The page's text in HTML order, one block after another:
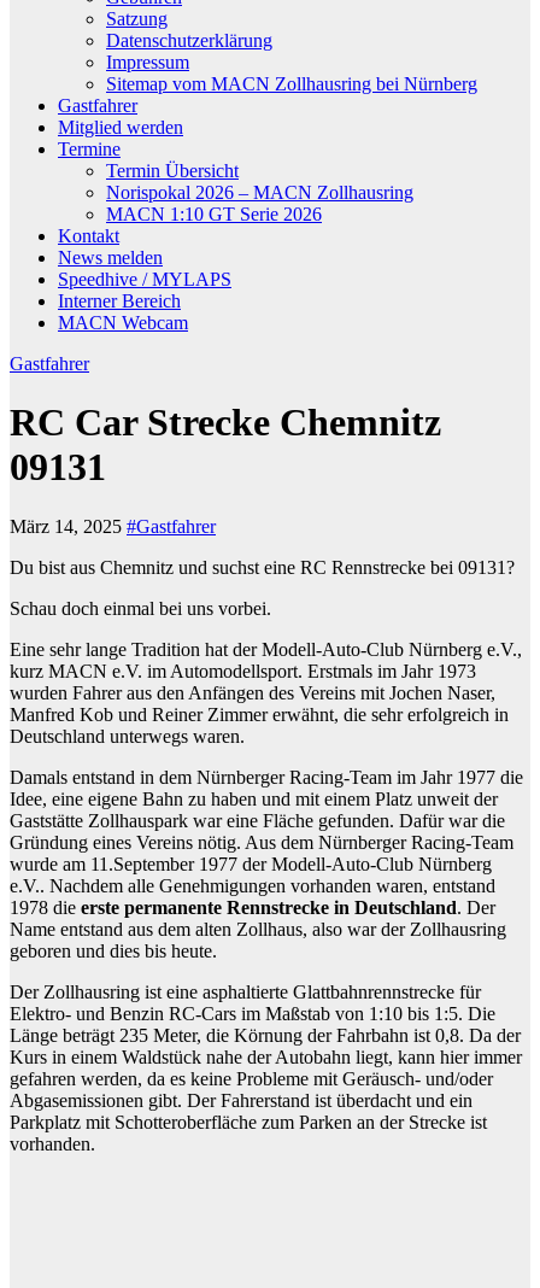
Satzung
Datenschutzerklärung
Impressum
Sitemap vom MACN Zollhausring bei Nürnberg
Gastfahrer
Mitglied werden
Termine
Termin Übersicht
Norispokal 2026 – MACN Zollhausring
MACN 1:10 GT Serie 2026
Kontakt
News melden
Speedhive / MYLAPS
Interner Bereich
MACN Webcam
Gastfahrer
RC Car Strecke Chemnitz
09131
März 14, 2025 #Gastfahrer
Du bist aus Chemnitz und suchst eine RC Rennstrecke bei 09131?
Schau doch einmal bei uns vorbei.
Eine sehr lange Tradition hat der Modell-Auto-Club Nürnberg e.V.,
kurz MACN e.V. im Automodellsport. Erstmals im Jahr 1973
wurden Fahrer aus den Anfängen des Vereins mit Jochen Naser,
Manfred Kob und Reiner Zimmer erwähnt, die sehr erfolgreich in
Deutschland unterwegs waren.
Damals entstand in dem Nürnberger Racing-Team im Jahr 1977 die
Idee, eine eigene Bahn zu haben und mit einem Platz unweit der
Gaststätte Zollhauspark war eine Fläche gefunden. Dafür war die
Gründung eines Vereins nötig. Aus dem Nürnberger Racing-Team
wurde am 11.September 1977 der Modell-Auto-Club Nürnberg
e.V.. Nachdem alle Genehmigungen vorhanden waren, entstand
1978 die erste permanente Rennstrecke in Deutschland. Der
Name entstand aus dem alten Zollhaus, also war der Zollhausring
geboren und dies bis heute.
Der Zollhausring ist eine asphaltierte Glattbahnrennstrecke für
Elektro- und Benzin RC-Cars im Maßstab von 1:10 bis 1:5. Die
Länge beträgt 235 Meter, die Körnung der Fahrbahn ist 0,8. Da der
Kurs in einem Waldstück nahe der Autobahn liegt, kann hier immer
gefahren werden, da es keine Probleme mit Geräusch- und/oder
Abgasemissionen gibt. Der Fahrerstand ist überdacht und ein
Parkplatz mit Schotteroberfläche zum Parken an der Strecke ist
vorhanden.